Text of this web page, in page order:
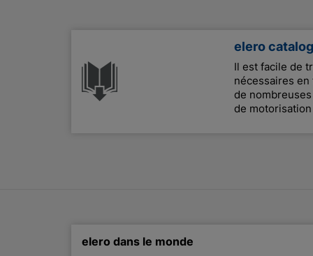
elero
Il est facile de
nécessaires
de
de
elero dans le monde